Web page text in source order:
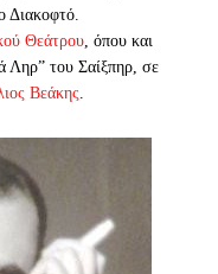
Διακοφτό.
Θεάτρου, όπου και
Ληρ” του Σαίξπηρ, σε
Βεάκης.